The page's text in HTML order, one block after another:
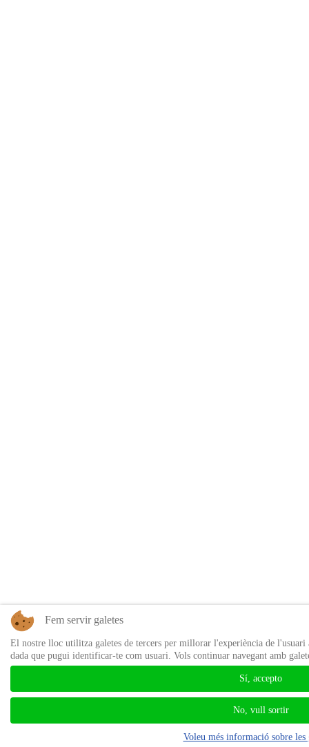
Fem servir galetes
El nostre lloc utilitza galetes de tercers per millorar l'experiència de l'usuari
dada que pugui identificar-te com usuari. Vols continuar navegant amb
Sí, accepto
No, vull sortir
Voleu més informació sobre les